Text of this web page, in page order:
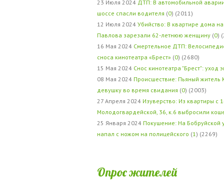
23 Июля 2024 ДТП: В автомобильной
шоссе спасли водителя (0) (2011)
12 Июля 2024 Убийство: В квартире дома
Павлова зарезали 62-летнюю женщину (0)
16 Мая 2024 Смертельное ДТП:
сноса кинотеатра «Брест» (0) (2680)
15 Мая 2024 Снос кинотеатра "Брест": уход
08 Мая 2024 Происшествие: Пьяный житель
девушку во время свидания (0) (2003)
27 Апреля 2024 Изуверство: Из квартиры с
Молодогвардейской, 36, к.6 выбросили
25 Января 2024 Покушение: На Бобруйской
напал с ножом на полицейского (1 ) (2269)
Опрос жителей